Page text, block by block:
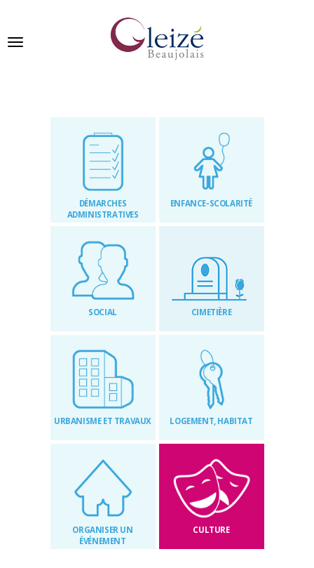
Ville de Gleizé en beaujolais
DÉMARCHES
ADMINISTRATIVES
ENFANCE-SCOLARITÉ
SOCIAL CIMETIÈRE
URBANISME ET TRAVAUX LOGEMENT, HABITAT
ORGANISER UN
ÉVÉNEMENT
CULTURE